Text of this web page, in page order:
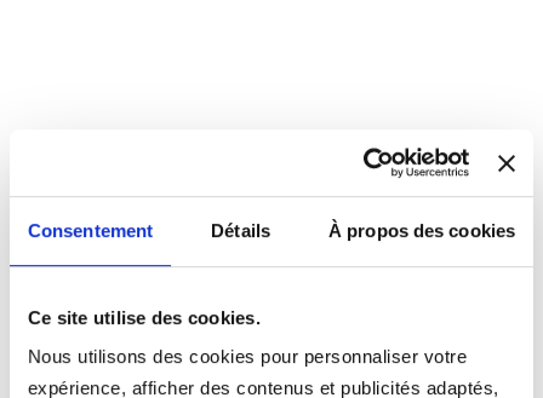
Consentement Détails À propos des cookies
Ce site utilise des cookies.
Nous utilisons des cookies pour personnaliser votre
expérience, afficher des contenus et publicités adaptés,